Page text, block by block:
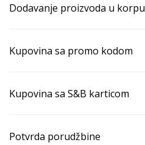
Dodavanje proizvoda u korpu
Kupovina sa promo kodom
Kupovina sa S&B karticom
Potvrda porudžbine